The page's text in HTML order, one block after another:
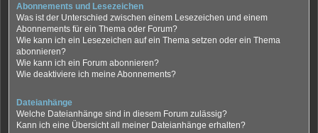
Abonnements und Lesezeichen
Was ist der Unterschied zwischen einem Lesezeichen und einem
Abonnements für ein Thema oder Forum?
Wie kann ich ein Lesezeichen auf ein Thema setzen oder ein Thema
abonnieren?
Wie kann ich ein Forum abonnieren?
Wie deaktiviere ich meine Abonnements?
Dateianhänge
Welche Dateianhänge sind in diesem Forum zulässig?
Kann ich eine Übersicht all meiner Dateianhänge erhalten?